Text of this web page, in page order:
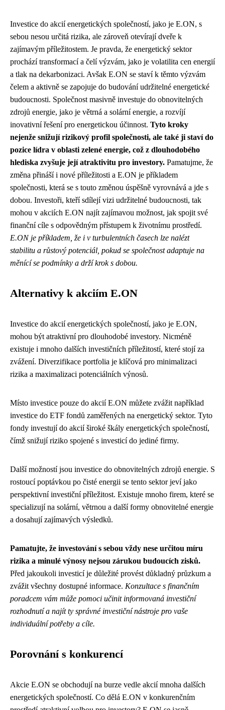
Investice do akcií energetických společností, jako je E.ON, s
sebou nesou určitá rizika, ale zároveň otevírají dveře k
zajímavým příležitostem. Je pravda, že energetický sektor
prochází transformací a čelí výzvám, jako je volatilita cen energií
a tlak na dekarbonizaci. Avšak E.ON se staví k těmto výzvám
čelem a aktivně se zapojuje do budování udržitelné energetické
budoucnosti. Společnost masivně investuje do obnovitelných
zdrojů energie, jako je větrná a solární energie, a rozvíjí
inovativní řešení pro energetickou účinnost. Tyto kroky
nejenže snižují rizikový profil společnosti, ale také ji staví do
pozice lídra v oblasti zelené energie, což z dlouhodobého
hlediska zvyšuje její atraktivitu pro investory. Pamatujme, že
změna přináší i nové příležitosti a E.ON je příkladem
společnosti, která se s touto změnou úspěšně vyrovnává a jde s
dobou. Investoři, kteří sdílejí vizi udržitelné budoucnosti, tak
mohou v akciích E.ON najít zajímavou možnost, jak spojit své
finanční cíle s odpovědným přístupem k životnímu prostředí.
E.ON je příkladem, že i v turbulentních časech lze nalézt
stabilitu a růstový potenciál, pokud se společnost adaptuje na
měnící se podmínky a drží krok s dobou.
Alternativy k akciím E.ON
Investice do akcií energetických společností, jako je E.ON,
mohou být atraktivní pro dlouhodobé investory. Nicméně
existuje i mnoho dalších investičních příležitostí, které stojí za
zvážení. Diverzifikace portfolia je klíčová pro minimalizaci
rizika a maximalizaci potenciálních výnosů.
Místo investice pouze do akcií E.ON můžete zvážit například
investice do ETF fondů zaměřených na energetický sektor. Tyto
fondy investují do akcií široké škály energetických společností,
čímž snižují riziko spojené s investicí do jediné firmy.
Další možností jsou investice do obnovitelných zdrojů energie. S
rostoucí poptávkou po čisté energii se tento sektor jeví jako
perspektivní investiční příležitost. Existuje mnoho firem, které se
specializují na solární, větrnou a další formy obnovitelné energie
a dosahují zajímavých výsledků.
Pamatujte, že investování s sebou vždy nese určitou míru
rizika a minulé výnosy nejsou zárukou budoucích zisků.
Před jakoukoli investicí je důležité provést důkladný průzkum a
zvážit všechny dostupné informace. Konzultace s finančním
poradcem vám může pomoci učinit informovaná investiční
rozhodnutí a najít ty správné investiční nástroje pro vaše
individuální potřeby a cíle.
Porovnání s konkurencí
Akcie E.ON se obchodují na burze vedle akcií mnoha dalších
energetických společností. Co dělá E.ON v konkurenčním